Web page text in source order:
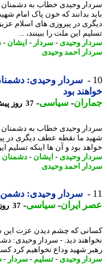
وحیدی خطاب به دشمنان
بدانند که خون پاک امام شهید
در پیروزی های اسلام عزیز در
این ملت را ببینند، ...
وحیدی-سردار-ایشان-
احمد وحیدی
سردار وحیدی: دشمنان
بود
- سیاسی-37 روز پیش - جمعه 12 تیر 1405، 16:20
وحیدی خطاب به دشمنان
ما نقطه عطف دیگری در
بود و آن ها اینکه تسلیم این
وحیدی-ایشان-دشمنان-
احمد وحیدی
سردار وحیدی: دشمن
ایران- سیاسی-37 روز پیش - جمعه 12 تیر 1405، 15:40
که چشم دیدن عزت این
دید. - سردار وحیدی: دشمن
شهید وداع نخواهیم کرد
وحیدی-تسلیم-سردار-